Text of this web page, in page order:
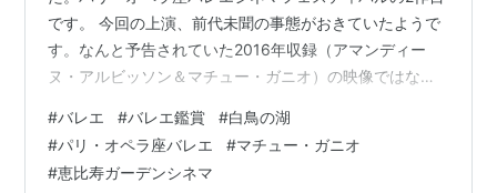
です。 今回の上演、前代未聞の事態がおきていたようで
す。なんと予告されていた2016年収録（アマンディー
ヌ・アルビッソン＆マチュー・ガニオ）の映像ではな
ルーヴェ）の映像が上映されてしまったという！ マチュ
ー・ガニオとジェルマン・ルーヴェの見分けがつかなか
ったとか？笑。 映像取り違えは初日に判明したのでしょ
#バレエ #バレエ鑑賞 #白鳥の湖
#パリ・オペラ座バレエ #マチュー・ガニオ
#恵比寿ガーデンシネマ